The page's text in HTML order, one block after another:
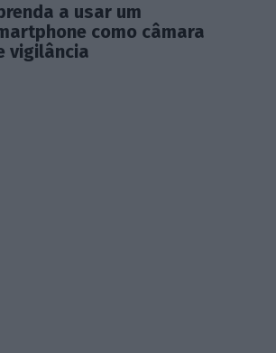
a usar um
como câmara
vigilância